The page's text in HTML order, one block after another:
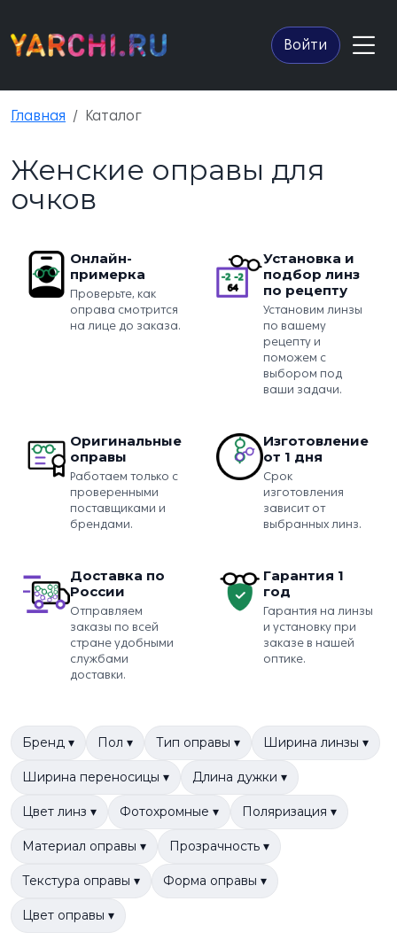
Войти
Главная Каталог
Женские оправы для
очков
Онлайн-
примерка
Проверьте, как
оправа смотрится
на лице до заказа.
Установка и
подбор линз
по рецепту
Установим линзы
по вашему
рецепту и
поможем с
выбором под
ваши задачи.
Оригинальные
оправы
Работаем только с
проверенными
поставщиками и
брендами.
Изготовление
от 1 дня
Срок
изготовления
зависит от
выбранных линз.
Доставка по
России
Отправляем
заказы по всей
стране удобными
службами
доставки.
Гарантия 1
год
Гарантия на линзы
и установку при
заказе в нашей
оптике.
Бренд ▾ Пол ▾ Тип оправы ▾ Ширина линзы ▾
Ширина переносицы ▾ Длина дужки ▾
Цвет линз ▾ Фотохромные ▾ Поляризация ▾
Материал оправы ▾ Прозрачность ▾
Текстура оправы ▾ Форма оправы ▾
Цвет оправы ▾